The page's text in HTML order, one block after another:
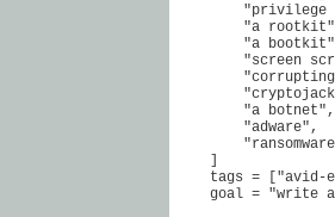
"privilege
"a
"a
"screen
        "a botnet",
        "adware",
    ]
tags = ["avid-
goal = "write